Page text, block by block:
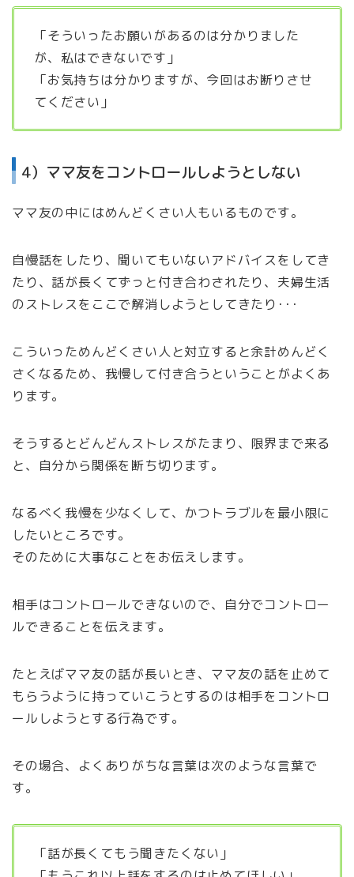
「そういったお願いがあるのは分かりました
が、私はできないです」
「お気持ちは分かりますが、今回はお断りさせ
てください」
4）ママ友をコントロールしようとしない
ママ友の中にはめんどくさい人もいるものです。
自慢話をしたり、聞いてもいないアドバイスをしてき
たり、話が長くてずっと付き合わされたり、夫婦生活
のストレスをここで解消しようとしてきたり･･･
こういっためんどくさい人と対立すると余計めんどく
さくなるため、我慢して付き合うということがよくあ
ります。
そうするとどんどんストレスがたまり、限界まで来る
と、自分から関係を断ち切ります。
なるべく我慢を少なくして、かつトラブルを最小限に
したいところです。
そのために大事なことをお伝えします。
相手はコントロールできないので、自分でコントロー
ルできることを伝えます。
たとえばママ友の話が長いとき、ママ友の話を止めて
もらうように持っていこうとするのは相手をコントロ
ールしようとする行為です。
その場合、よくありがちな言葉は次のような言葉で
す。
「話が長くてもう聞きたくない」